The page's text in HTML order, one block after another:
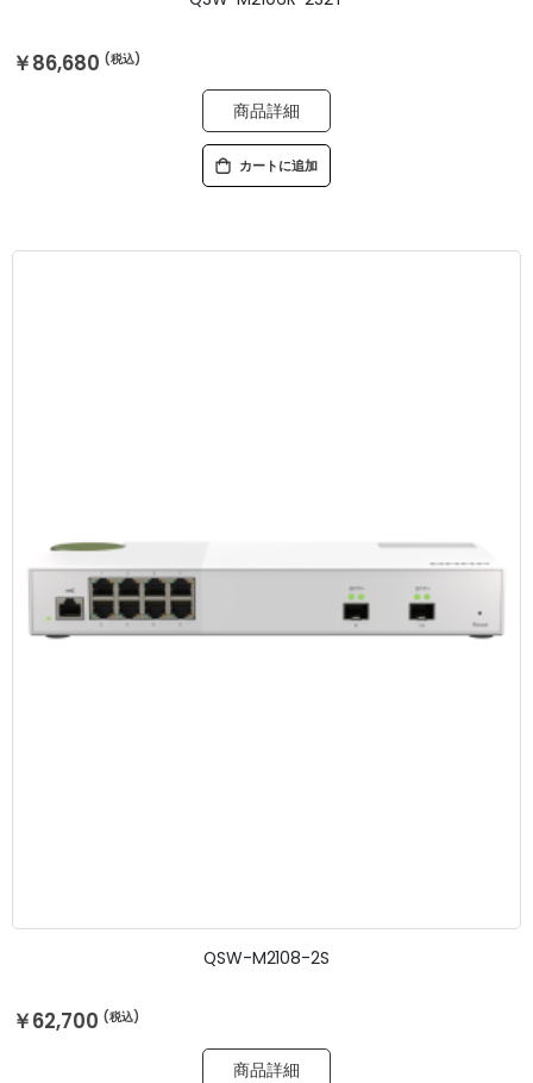
￥86,680
商品詳細
カートに追加
QSW-M2108-2S
￥62,700
商品詳細